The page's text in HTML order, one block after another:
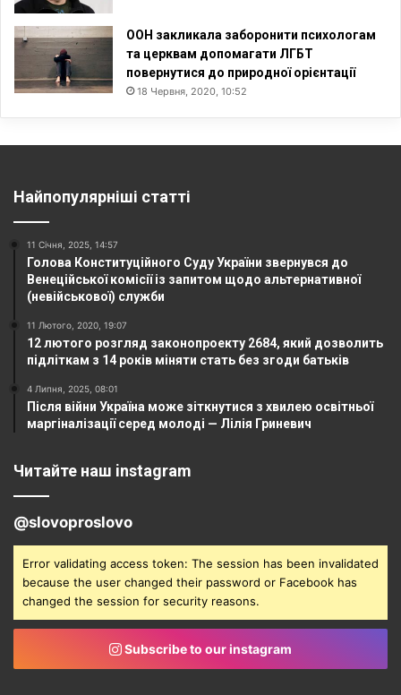
ООН закликала заборонити психологам
та церквам допомагати ЛГБТ
повернутися до природної орієнтації
18 Червня, 2020, 10:52
Найпопулярніші статті
11 Січня, 2025, 14:57
Голова Конституційного Суду України звернувся до
Венеційської комісії із запитом щодо альтернативної
(невійськової) служби
11 Лютого, 2020, 19:07
12 лютого розгляд законопроекту 2684, який дозволить
підліткам з 14 років міняти стать без згоди батьків
4 Липня, 2025, 08:01
Після війни Україна може зіткнутися з хвилею освітньої
маргіналізації серед молоді — Лілія Гриневич
Читайте наш instagram
@slovoproslovo
Error validating access token: The session has been invalidated
because the user changed their password or Facebook has
changed the session for security reasons.
Subscribe to our instagram